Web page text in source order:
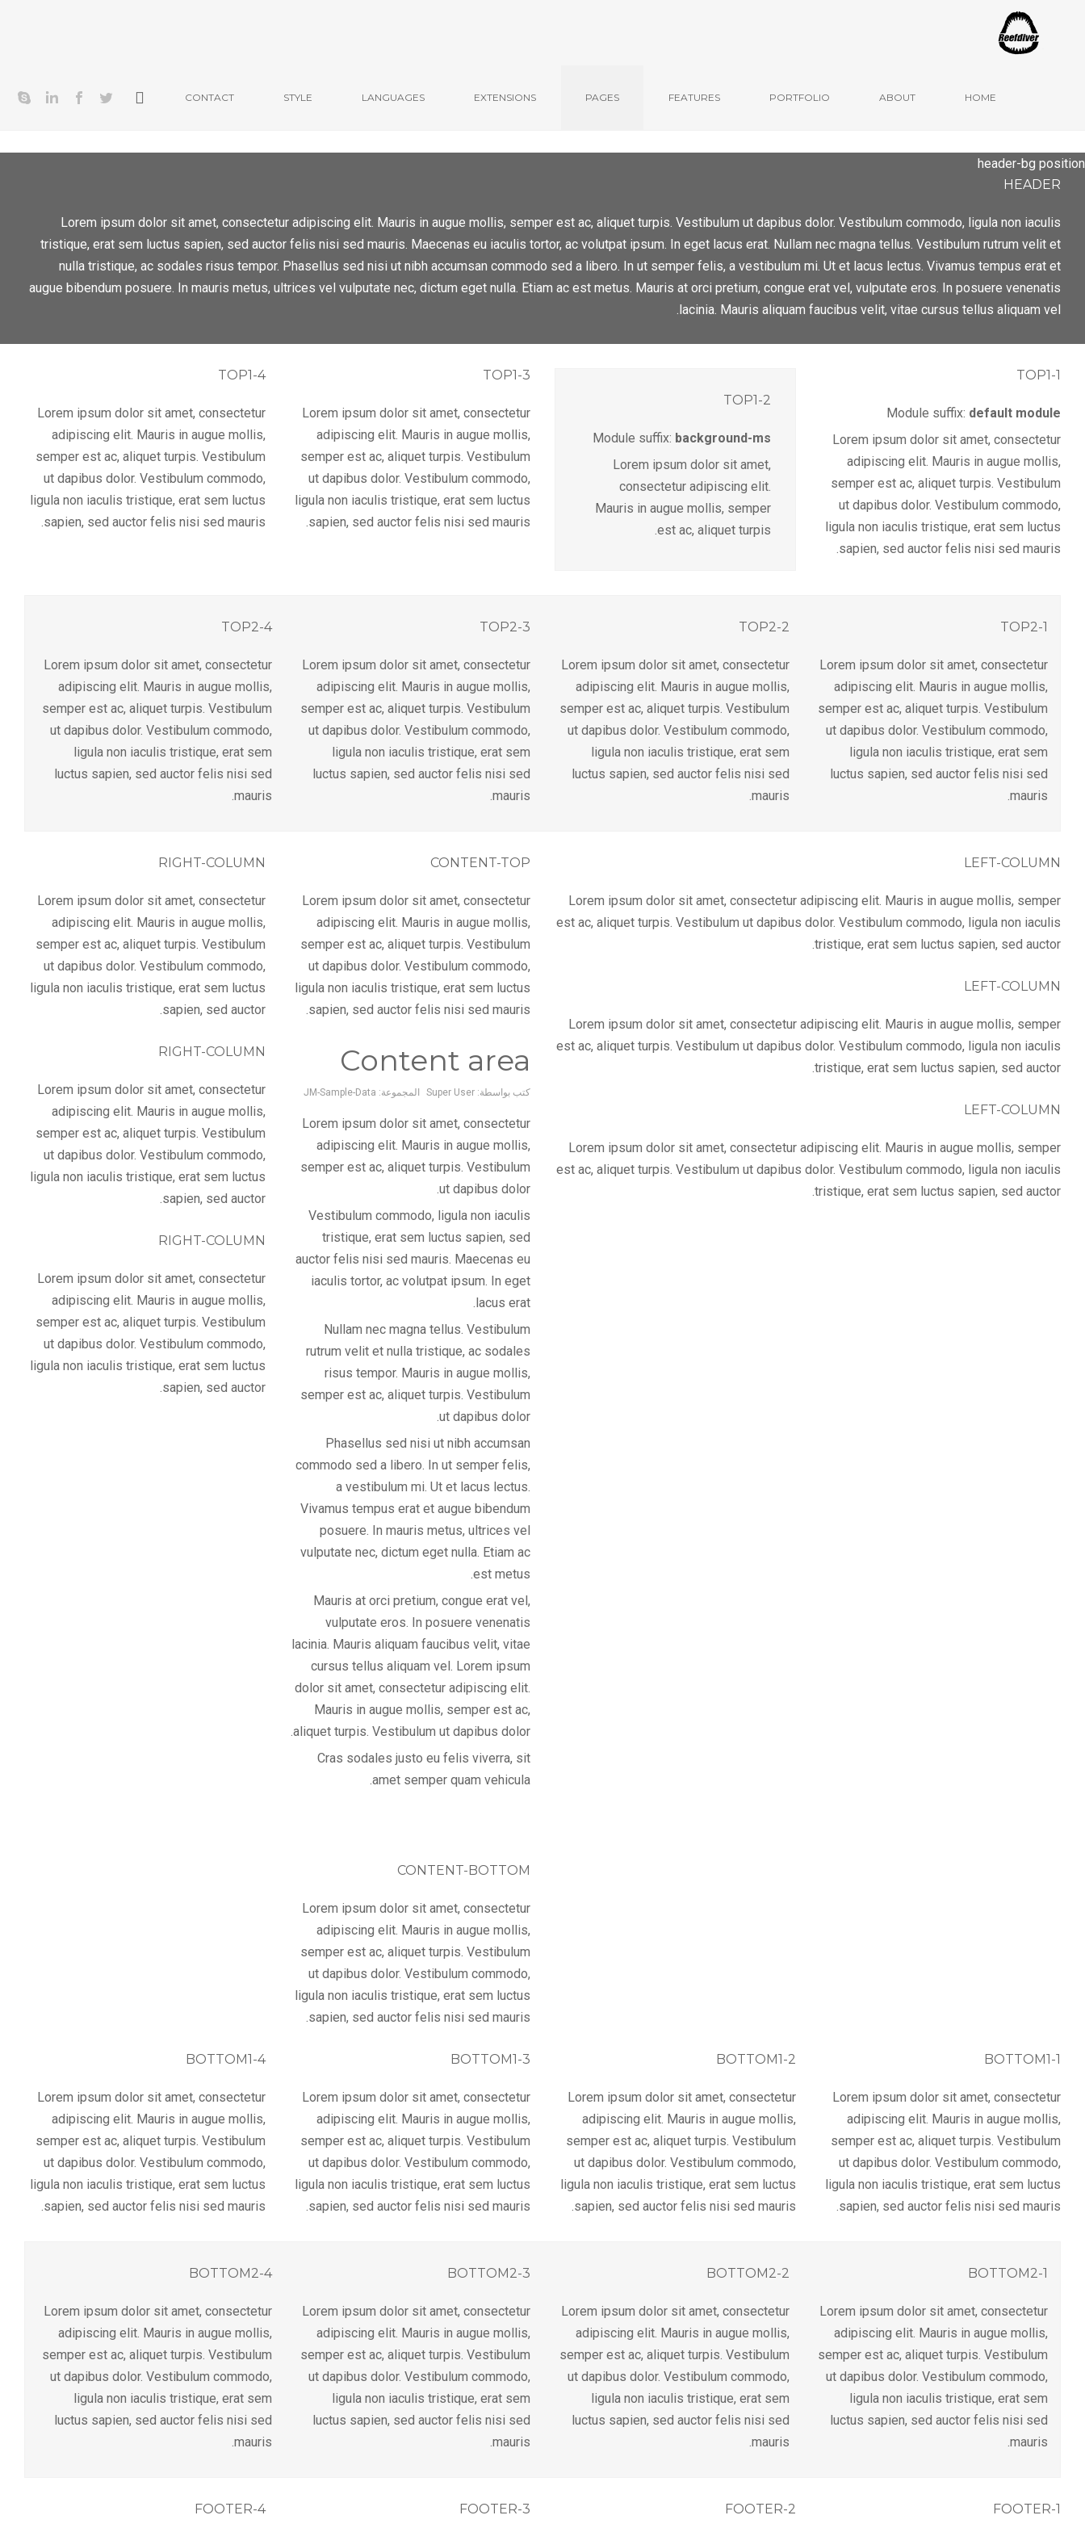
Ulm, Mai 2020
HOME
ABOUT
PORTFOLIO
FEATURES
PAGES
EXTENSIONS
LANGUAGES
STYLE
CONTACT
header-bg position
HEADER
Lorem ipsum dolor sit amet, consectetur adipiscing elit. Mauris in augue mollis, semper est ac, aliquet turpis. Vestibulum ut dapibus dolor. Vestibulum commodo, ligula non iaculis
tristique, erat sem luctus sapien, sed auctor felis nisi sed mauris. Maecenas eu iaculis tortor, ac volutpat ipsum. In eget lacus erat. Nullam nec magna tellus. Vestibulum rutrum velit et
nulla tristique, ac sodales risus tempor. Phasellus sed nisi ut nibh accumsan commodo sed a libero. In ut semper felis, a vestibulum mi. Ut et lacus lectus. Vivamus tempus erat et
augue bibendum posuere. In mauris metus, ultrices vel vulputate nec, dictum eget nulla. Etiam ac est metus. Mauris at orci pretium, congue erat vel, vulputate eros. In posuere venenatis
lacinia. Mauris aliquam faucibus velit, vitae cursus tellus aliquam vel.
TOP1-1
Module suffix: default module
Lorem ipsum dolor sit amet, consectetur
adipiscing elit. Mauris in augue mollis,
semper est ac, aliquet turpis. Vestibulum
ut dapibus dolor. Vestibulum commodo,
ligula non iaculis tristique, erat sem luctus
sapien, sed auctor felis nisi sed mauris.
TOP1-2
Module suffix: background-ms
Lorem ipsum dolor sit amet,
consectetur adipiscing elit.
Mauris in augue mollis, semper
est ac, aliquet turpis.
TOP1-3
Lorem ipsum dolor sit amet, consectetur
adipiscing elit. Mauris in augue mollis,
semper est ac, aliquet turpis. Vestibulum
ut dapibus dolor. Vestibulum commodo,
ligula non iaculis tristique, erat sem luctus
sapien, sed auctor felis nisi sed mauris.
TOP1-4
Lorem ipsum dolor sit amet, consectetur
adipiscing elit. Mauris in augue mollis,
semper est ac, aliquet turpis. Vestibulum
ut dapibus dolor. Vestibulum commodo,
ligula non iaculis tristique, erat sem luctus
sapien, sed auctor felis nisi sed mauris.
TOP2-1
Lorem ipsum dolor sit amet, consectetur
adipiscing elit. Mauris in augue mollis,
semper est ac, aliquet turpis. Vestibulum
ut dapibus dolor. Vestibulum commodo,
ligula non iaculis tristique, erat sem
luctus sapien, sed auctor felis nisi sed
mauris.
TOP2-2
Lorem ipsum dolor sit amet, consectetur
adipiscing elit. Mauris in augue mollis,
semper est ac, aliquet turpis. Vestibulum
ut dapibus dolor. Vestibulum commodo,
ligula non iaculis tristique, erat sem
luctus sapien, sed auctor felis nisi sed
mauris.
TOP2-3
Lorem ipsum dolor sit amet, consectetur
adipiscing elit. Mauris in augue mollis,
semper est ac, aliquet turpis. Vestibulum
ut dapibus dolor. Vestibulum commodo,
ligula non iaculis tristique, erat sem
luctus sapien, sed auctor felis nisi sed
mauris.
TOP2-4
Lorem ipsum dolor sit amet, consectetur
adipiscing elit. Mauris in augue mollis,
semper est ac, aliquet turpis. Vestibulum
ut dapibus dolor. Vestibulum commodo,
ligula non iaculis tristique, erat sem
luctus sapien, sed auctor felis nisi sed
mauris.
CONTENT-TOP
Lorem ipsum dolor sit amet, consectetur
adipiscing elit. Mauris in augue mollis,
semper est ac, aliquet turpis. Vestibulum
ut dapibus dolor. Vestibulum commodo,
ligula non iaculis tristique, erat sem luctus
sapien, sed auctor felis nisi sed mauris.
Content area
كتب بواسطة: Super User المجموعة: JM-Sample-Data
Lorem ipsum dolor sit amet, consectetur
adipiscing elit. Mauris in augue mollis,
semper est ac, aliquet turpis. Vestibulum
ut dapibus dolor.
Vestibulum commodo, ligula non iaculis
tristique, erat sem luctus sapien, sed
auctor felis nisi sed mauris. Maecenas eu
iaculis tortor, ac volutpat ipsum. In eget
lacus erat.
Nullam nec magna tellus. Vestibulum
rutrum velit et nulla tristique, ac sodales
risus tempor. Mauris in augue mollis,
semper est ac, aliquet turpis. Vestibulum
ut dapibus dolor.
Phasellus sed nisi ut nibh accumsan
commodo sed a libero. In ut semper felis,
a vestibulum mi. Ut et lacus lectus.
Vivamus tempus erat et augue bibendum
posuere. In mauris metus, ultrices vel
vulputate nec, dictum eget nulla. Etiam ac
est metus.
Mauris at orci pretium, congue erat vel,
vulputate eros. In posuere venenatis
lacinia. Mauris aliquam faucibus velit, vitae
cursus tellus aliquam vel. Lorem ipsum
dolor sit amet, consectetur adipiscing elit.
Mauris in augue mollis, semper est ac,
aliquet turpis. Vestibulum ut dapibus dolor.
Cras sodales justo eu felis viverra, sit
amet semper quam vehicula.
CONTENT-BOTTOM
Lorem ipsum dolor sit amet, consectetur
adipiscing elit. Mauris in augue mollis,
semper est ac, aliquet turpis. Vestibulum
ut dapibus dolor. Vestibulum commodo,
ligula non iaculis tristique, erat sem luctus
sapien, sed auctor felis nisi sed mauris.
LEFT-COLUMN
Lorem ipsum dolor sit amet, consectetur adipiscing elit. Mauris in augue mollis, semper
est ac, aliquet turpis. Vestibulum ut dapibus dolor. Vestibulum commodo, ligula non iaculis
tristique, erat sem luctus sapien, sed auctor.
LEFT-COLUMN
Lorem ipsum dolor sit amet, consectetur adipiscing elit. Mauris in augue mollis, semper
est ac, aliquet turpis. Vestibulum ut dapibus dolor. Vestibulum commodo, ligula non iaculis
tristique, erat sem luctus sapien, sed auctor.
LEFT-COLUMN
Lorem ipsum dolor sit amet, consectetur adipiscing elit. Mauris in augue mollis, semper
est ac, aliquet turpis. Vestibulum ut dapibus dolor. Vestibulum commodo, ligula non iaculis
tristique, erat sem luctus sapien, sed auctor.
RIGHT-COLUMN
Lorem ipsum dolor sit amet, consectetur
adipiscing elit. Mauris in augue mollis,
semper est ac, aliquet turpis. Vestibulum
ut dapibus dolor. Vestibulum commodo,
ligula non iaculis tristique, erat sem luctus
sapien, sed auctor.
RIGHT-COLUMN
Lorem ipsum dolor sit amet, consectetur
adipiscing elit. Mauris in augue mollis,
semper est ac, aliquet turpis. Vestibulum
ut dapibus dolor. Vestibulum commodo,
ligula non iaculis tristique, erat sem luctus
sapien, sed auctor.
RIGHT-COLUMN
Lorem ipsum dolor sit amet, consectetur
adipiscing elit. Mauris in augue mollis,
semper est ac, aliquet turpis. Vestibulum
ut dapibus dolor. Vestibulum commodo,
ligula non iaculis tristique, erat sem luctus
sapien, sed auctor.
BOTTOM1-1
Lorem ipsum dolor sit amet, consectetur
adipiscing elit. Mauris in augue mollis,
semper est ac, aliquet turpis. Vestibulum
ut dapibus dolor. Vestibulum commodo,
ligula non iaculis tristique, erat sem luctus
sapien, sed auctor felis nisi sed mauris.
BOTTOM1-2
Lorem ipsum dolor sit amet, consectetur
adipiscing elit. Mauris in augue mollis,
semper est ac, aliquet turpis. Vestibulum
ut dapibus dolor. Vestibulum commodo,
ligula non iaculis tristique, erat sem luctus
sapien, sed auctor felis nisi sed mauris.
BOTTOM1-3
Lorem ipsum dolor sit amet, consectetur
adipiscing elit. Mauris in augue mollis,
semper est ac, aliquet turpis. Vestibulum
ut dapibus dolor. Vestibulum commodo,
ligula non iaculis tristique, erat sem luctus
sapien, sed auctor felis nisi sed mauris.
BOTTOM1-4
Lorem ipsum dolor sit amet, consectetur
adipiscing elit. Mauris in augue mollis,
semper est ac, aliquet turpis. Vestibulum
ut dapibus dolor. Vestibulum commodo,
ligula non iaculis tristique, erat sem luctus
sapien, sed auctor felis nisi sed mauris.
BOTTOM2-1
Lorem ipsum dolor sit amet, consectetur
adipiscing elit. Mauris in augue mollis,
semper est ac, aliquet turpis. Vestibulum
ut dapibus dolor. Vestibulum commodo,
ligula non iaculis tristique, erat sem
luctus sapien, sed auctor felis nisi sed
mauris.
BOTTOM2-2
Lorem ipsum dolor sit amet, consectetur
adipiscing elit. Mauris in augue mollis,
semper est ac, aliquet turpis. Vestibulum
ut dapibus dolor. Vestibulum commodo,
ligula non iaculis tristique, erat sem
luctus sapien, sed auctor felis nisi sed
mauris.
BOTTOM2-3
Lorem ipsum dolor sit amet, consectetur
adipiscing elit. Mauris in augue mollis,
semper est ac, aliquet turpis. Vestibulum
ut dapibus dolor. Vestibulum commodo,
ligula non iaculis tristique, erat sem
luctus sapien, sed auctor felis nisi sed
mauris.
BOTTOM2-4
Lorem ipsum dolor sit amet, consectetur
adipiscing elit. Mauris in augue mollis,
semper est ac, aliquet turpis. Vestibulum
ut dapibus dolor. Vestibulum commodo,
ligula non iaculis tristique, erat sem
luctus sapien, sed auctor felis nisi sed
mauris.
FOOTER-1
FOOTER-2
FOOTER-3
FOOTER-4